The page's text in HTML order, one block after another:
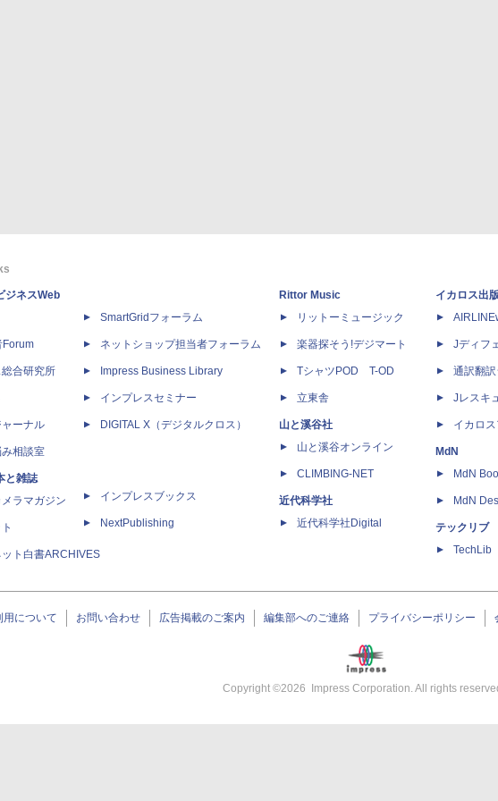
ジネスWeb
Forum
合研究所
ャーナル
相談室
と雑誌
ラマガジン
ト白書ARCHIVES
SmartGridフォーラム
ネットショップ担当者フォーラム
Impress Business Library
インプレスセミナー
DIGITAL X（デジタルクロス）
インプレスブックス
NextPublishing
Rittor Music
リットーミュージック
楽器探そう!デジマート
TシャツPOD T-OD
立東舎
山と溪谷社
山と溪谷オンライン
CLIMBING-NET
近代科学社
近代科学社Digital
イカロス出
Jディフ
通訳翻
Jレスキ
イカロ
MdN
MdN
MdN
テックリブ
TechLib
用について お問い合わせ 広告掲載のご案内 編集部へのご連絡 プライバシーポリシー
Copyright ©2026 Impress Corporation. All rights